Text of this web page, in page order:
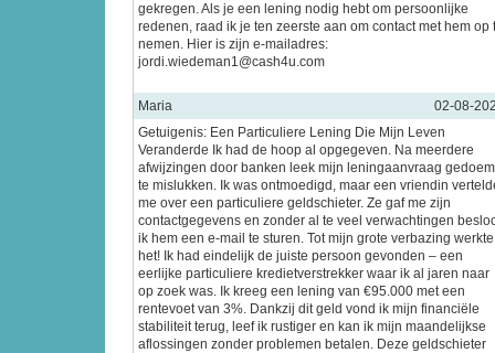
gekregen. Als je een lening nodig hebt om persoonlijke
redenen, raad ik je ten zeerste aan om contact met hem op
nemen. Hier is zijn e-mailadres:
jordi.wiedeman1@cash4u.com
Maria
02-08-
Getuigenis: Een Particuliere Lening Die Mijn Leven
Veranderde Ik had de hoop al opgegeven. Na meerdere
afwijzingen door banken leek mijn leningaanvraag
te mislukken. Ik was ontmoedigd, maar een vriendin
me over een particuliere geldschieter. Ze gaf me zijn
contactgegevens en zonder al te veel verwachtingen
ik hem een e-mail te sturen. Tot mijn grote verbazing werkte
het! Ik had eindelijk de juiste persoon gevonden – een
eerlijke particuliere kredietverstrekker waar ik al jaren naar
op zoek was. Ik kreeg een lening van €95.000 met een
rentevoet van 3%. Dankzij dit geld vond ik mijn financiële
stabiliteit terug, leef ik rustiger en kan ik mijn maandelijkse
aflossingen zonder problemen betalen. Deze geldschieter